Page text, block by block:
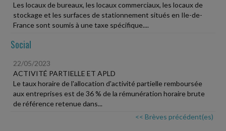
Les locaux de bureaux, les locaux commerciaux, les locaux de
stockage et les surfaces de stationnement situés en Ile-de-
France sont soumis à une taxe spécifique....
Social
22/05/2023
ACTIVITÉ PARTIELLE ET APLD
Le taux horaire de l'allocation d'activité partielle remboursée
aux entreprises est de 36 % de la rémunération horaire brute
de référence retenue dans...
<< Brèves précédent(es)